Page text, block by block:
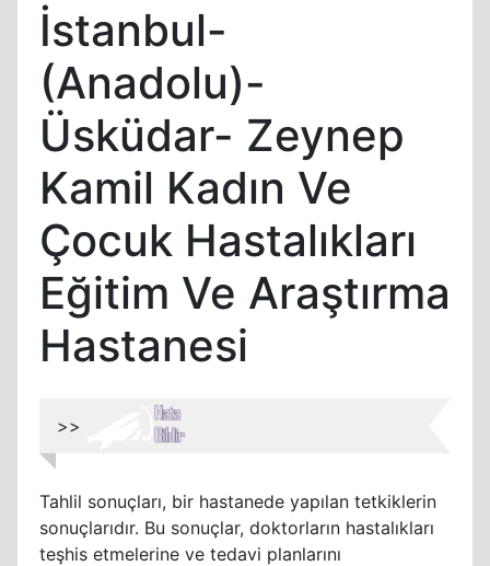
İstanbul-
(Anadolu)-
Üsküdar- Zeynep
Kamil Kadın Ve
Çocuk Hastalıkları
Eğitim Ve Araştırma
Hastanesi
>>
Tahlil sonuçları, bir hastanede yapılan tetkiklerin
sonuçlarıdır. Bu sonuçlar, doktorların hastalıkları
teşhis etmelerine ve tedavi planlarını